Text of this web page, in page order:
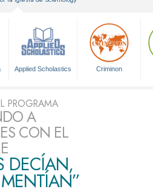
Applied Scholastics Criminon
PROGRAMA
A
CON EL
DECÍAN,